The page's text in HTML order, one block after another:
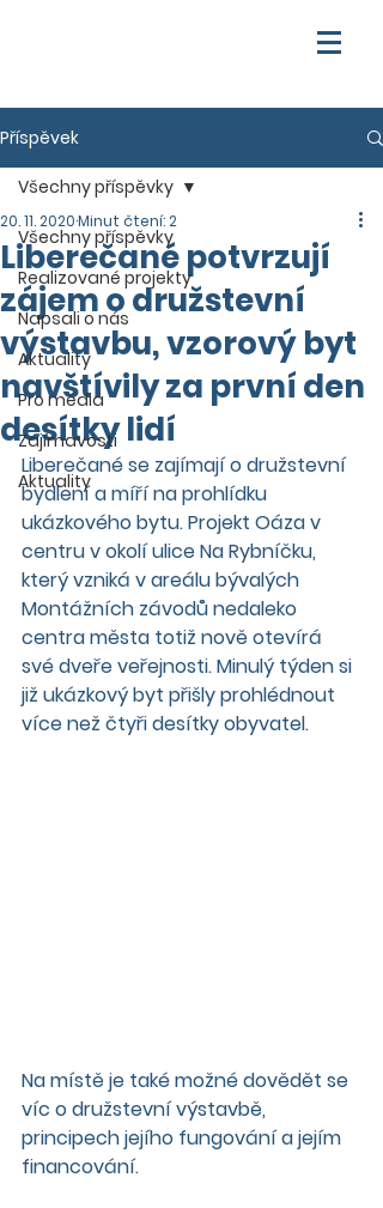
Příspěvek
Všechny příspěvky
Realizované projekty
Napsali o nás
Aktuality
Pro média
Zajímavosti
Aktuality
Všechny příspěvky
Liberečané potvrzují
zájem o družstevní
výstavbu, vzorový byt
navštívily za první den
desítky lidí
20. 11. 2020Minut čtení: 2
Liberečané se zajímají o družstevní
bydlení a míří na prohlídku
ukázkového bytu. Projekt Oáza v
centru v okolí ulice Na Rybníčku,
který vzniká v areálu bývalých
Montážních závodů nedaleko
centra města totiž nově otevírá
své dveře veřejnosti. Minulý týden si
již ukázkový byt přišly prohlédnout
více než čtyři desítky obyvatel.
Na místě je také možné dovědět se
víc o družstevní výstavbě,
principech jejího fungování a jejím
financování.